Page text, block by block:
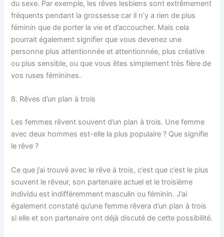
du sexe. Par exemple, les rêves lesbiens sont extrêmement
fréquents pendant la grossesse car il n’y a rien de plus
féminin que de porter la vie et d’accoucher. Mais cela
pourrait également signifier que vous devenez une
personne plus attentionnée et attentionnée, plus créative
ou plus sensible, ou que vous êtes simplement très fière de
vos ruses féminines.
8. Rêves d’un plan à trois
Les femmes rêvent souvent d’un plan à trois. Une femme
avec deux hommes est-elle la plus populaire ? Que signifie
le rêve ?
Ce que j’ai trouvé avec le rêve à trois, c’est que c’est le plus
souvent le rêveur, son partenaire actuel et le troisième
individu est indifféremment masculin ou féminin. J’ai
également constaté qu’une femme rêvera d’un plan à trois
si elle et son partenaire ont déjà discuté de cette possibilité.